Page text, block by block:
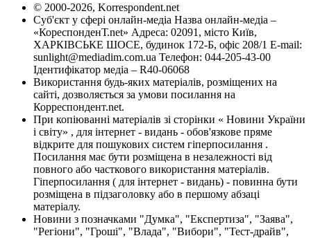
© 2000-2026, Korrespondent.net
Суб'єкт у сфері онлайн-медіа Назва онлайн-медіа –
«КореспонденТ.net» Адреса: 02091, місто Київ,
ХАРКІВСЬКЕ ШОСЕ, будинок 172-Б, офіс 208/1 E-mail:
sunlight@mediadim.com.ua Телефон: 044-205-43-00
Ідентифікатор медіа – R40-06068
Використання будь-яких матеріалів, розміщених на
сайті, дозволяється за умови посилання на
Корреспондент.net.
При копіюванні матеріалів зі сторінки « Новини України
і світу» , для інтернет - видань - обов'язкове пряме
відкрите для пошукових систем гіперпосилання .
Посилання має бути розміщена в незалежності від
повного або часткового використання матеріалів.
Гіперпосилання ( для інтернет - видань) - повинна бути
розміщена в підзаголовку або в першому абзаці
матеріалу.
Новини з позначками "Думка", "Експертиза", "Заява",
"Регіони", "Гроші", "Влада", "Вибори", "Тест-драйв",